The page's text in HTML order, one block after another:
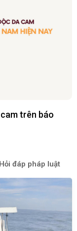
trên báo
Hỏi đáp pháp luật